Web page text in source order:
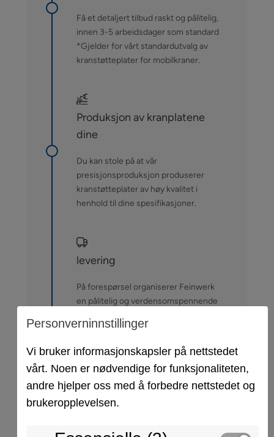
Personverninnstillinger
Vi bruker informasjonskapsler på nettstedet
vårt. Noen er nødvendige for funksjonaliteten,
andre hjelper oss med å forbedre nettstedet og
brukeropplevelsen.
Få et detaljert tilbud raskt og pålitelig,
innen 3-5 arbeidsdager som standard
*Gjelder for vårt standardutvalg av
kranstøtteplater for mobilkraner.
Produksjon av kranplatene
dine
Du kan stole på at vår
presisjonsproduksjon produserer
kranstøtteplater av høy kvalitet i
henhold til dine spesifikasjoner.
levering
På forespørsel organiserer Feinwerk
en pålitelig og verdensomspennende
kranstøtteplater.
Konfigurer nå